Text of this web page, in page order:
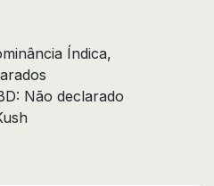
Índica,
Não declarado